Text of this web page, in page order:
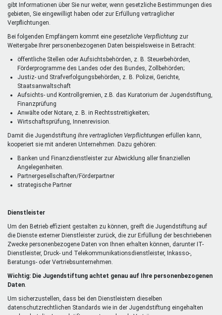
gibt Informationen über Sie nur weiter, wenn gesetzliche Bestimmungen dies
gebieten, Sie eingewilligt haben oder zur Erfüllung vertraglicher
Verpflichtungen.
Bei folgenden Empfängern kommt eine gesetzliche Verpflichtung zur
Weitergabe Ihrer personenbezogenen Daten beispielsweise in Betracht:
öffentliche Stellen oder Aufsichtsbehörden, z. B. Steuerbehörden,
Förderprogramme des Landes oder des Bundes, Zollbehörden;
Justiz- und Strafverfolgungsbehörden, z. B. Polizei, Gerichte,
Staatsanwaltschaft
Aufsichts- und Kontrollgremien, z.B. das Kuratorium der Jugendstiftung,
Finanzprüfung
Anwälte oder Notare, z. B. in Rechtsstreitigkeiten;
Wirtschaftsprüfung, Innenrevision.
Damit die Jugendstiftung ihre vertraglichen Verpflichtungen erfüllen kann,
kooperiert sie mit anderen Unternehmen. Dazu gehören:
Banken und Finanzdienstleister zur Abwicklung aller finanziellen
Angelegenheiten.
Partnergesellschaften/Förderpartner
strategische Partner
Dienstleister
Um den Betrieb effizient gestalten zu können, greift die Jugendstiftung auf
die Dienste externer Dienstleister zurück, die zur Erfüllung der beschriebenen
Zwecke personenbezogene Daten von Ihnen erhalten können, darunter IT-
Dienstleister, Druck- und Telekommunikationsdienstleister, Inkasso-,
Beratungs- oder Vertriebsunternehmen.
Wichtig: Die Jugendstiftung achtet genau auf Ihre personenbezogenen
Daten
Um sicherzustellen, dass bei den Dienstleistern dieselben
datenschutzrechtlichen Standards wie in der Jugendstiftung eingehalten